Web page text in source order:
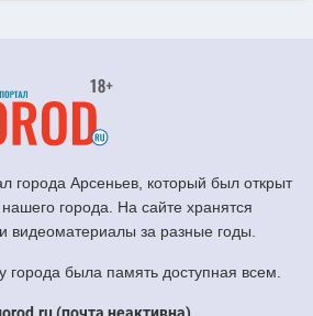
города Арсеньев, который был открыт
города. На сайте хранятся
видеоматериалы за разные годы.
города была память доступная всем.